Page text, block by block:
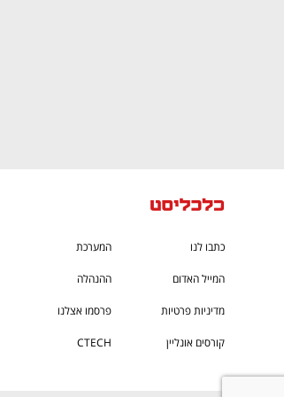
כתבו לנו המערכת
המייל האדום ההנהלה
מדיניות פרטיות פרסמו אצלנו
קורסים אונליין CTECH